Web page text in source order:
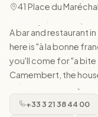
41 Place du
A bar and restaurant
here is "à la bonne
you'll come for "a bite
Camembert, the
+33 3 21 38 44 00